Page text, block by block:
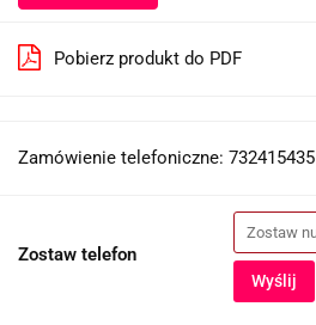
Pobierz produkt do PDF
Zamówienie telefoniczne: 732415435
Zostaw telefon
Wyślij